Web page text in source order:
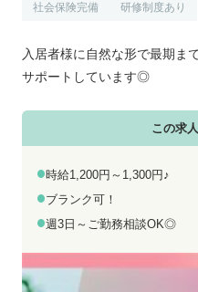
お電話でのお問い合わせ
平日 9:00～18:00
0800-555-1109
社会保険完備 研修制度あり
入居者様に自然な形で最期ま
サポートしています◎
この求
時給1,200円～1,300円♪
ブランク可！
週3日～ご勤務相談OK◎